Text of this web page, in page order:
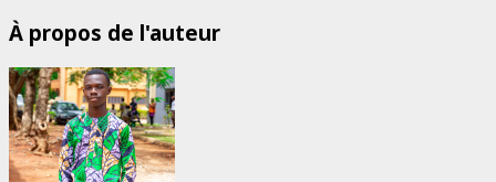
À propos de l'auteur